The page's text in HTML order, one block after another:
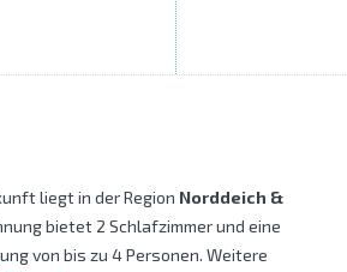
liegt in der Region Norddeich &
bietet 2 Schlafzimmer und eine
von bis zu 4 Personen. Weitere